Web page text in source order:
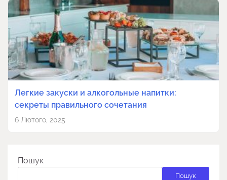
Легкие закуски и алкогольные напитки:
секреты правильного сочетания
6 Лютого, 2025
Пошук
Пошук